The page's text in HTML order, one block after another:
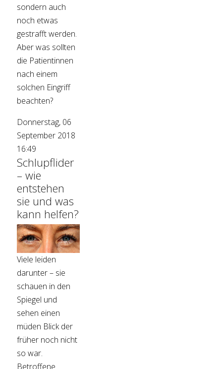
sondern auch
noch etwas
gestrafft werden.
Aber was sollten
die Patientinnen
nach einem
solchen Eingriff
beachten?
Donnerstag, 06
September 2018
16:49
Schlupflider
– wie
entstehen
sie und was
kann helfen?
Viele leiden
darunter – sie
schauen in den
Spiegel und
sehen einen
müden Blick der
früher noch nicht
so war.
Betroffene